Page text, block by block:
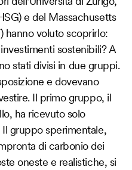
e del Massachusetts
hanno voluto scoprirlo:
sostenibili? A
stati divisi in due gruppi.
e dovevano
Il primo gruppo, il
ha ricevuto solo
gruppo sperimentale,
di carbonio dei
oneste e realistiche, si